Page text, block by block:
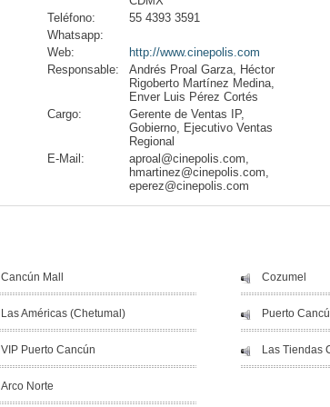
Teléfono:
55 4393 3591
Whatsapp:
Web:
http://www.cinepolis.com
Responsable:
Andrés Proal Garza, Héctor
Rigoberto Martínez Medina,
Enver Luis Pérez Cortés
Cargo:
Gerente de Ventas IP,
Gobierno, Ejecutivo Ventas
Regional
E-Mail:
aproal@cinepolis.com,
hmartinez@cinepolis.com,
eperez@cinepolis.com
Cancún Mall Cozumel
Las Américas (Chetumal) Puerto
VIP Puerto Cancún Las Tiendas
Arco Norte